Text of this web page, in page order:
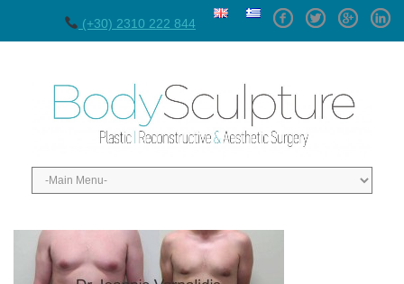
(+30) 2310 222 844
FacebookTwitterGPlus